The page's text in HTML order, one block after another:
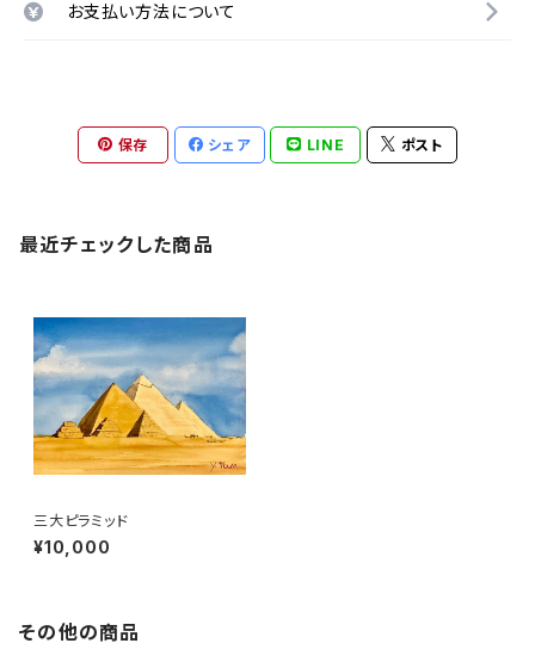
お支払い方法について
保存 シェア LINE ポスト
最近チェックした商品
三大ピラミッド
¥10,000
その他の商品